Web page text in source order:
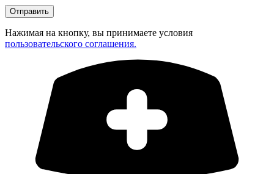
Нажимая на кнопку, вы принимаете условия
пользовательского соглашения.